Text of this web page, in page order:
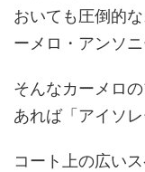
おいても圧倒的
ーメロ・アンソ
そんなカーメロ
あれば「アイソ
コート上の広い